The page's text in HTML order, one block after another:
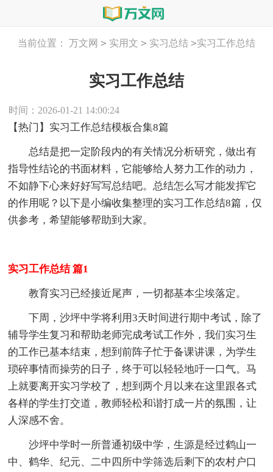
当前位置： 万文网 > 实用文 > 实习总结 >实习工作总结
实习工作总结
时间：2026-01-21 14:00:24
【热门】实习工作总结模板合集8篇
总结是把一定阶段内的有关情况分析研究，做出有
指导性结论的书面材料，它能够给人努力工作的动力，
不如静下心来好好写写总结吧。总结怎么写才能发挥它
的作用呢？以下是小编收集整理的实习工作总结8篇，仅
供参考，希望能够帮助到大家。
实习工作总结 篇1
教育实习已经接近尾声，一切都基本尘埃落定。
下周，沙坪中学将利用3天时间进行期中考试，除了
辅导学生复习和帮助老师完成考试工作外，我们实习生
的工作已基本结束，想到前阵子忙于备课讲课，为学生
琐碎事情而操劳的日子，终于可以轻轻地吁一口气。马
上就要离开实习学校了，想到两个月以来在这里跟各式
各样的学生打交道，教师轻松和谐打成一片的氛围，让
人深感不舍。
沙坪中学时一所普通初级中学，生源是经过鹤山一
中、鹤华、纪元、二中四所中学筛选后剩下的农村户口